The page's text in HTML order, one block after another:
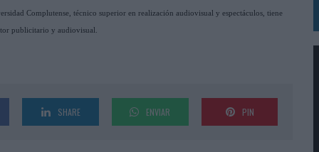
INSPIRADA EN CORNETTO, CALIPPO Y SOLERO
GESTIÓN DE SUS RELACIONES CON LOS MEDIOS
EN SU ÚLTIMA CAMPAÑA INTERNACIONAL
Complutense, técnico superior en realización audiovisual y espectáculos, tiene
publicitario y audiovisual.
SHARE ENVIAR PIN